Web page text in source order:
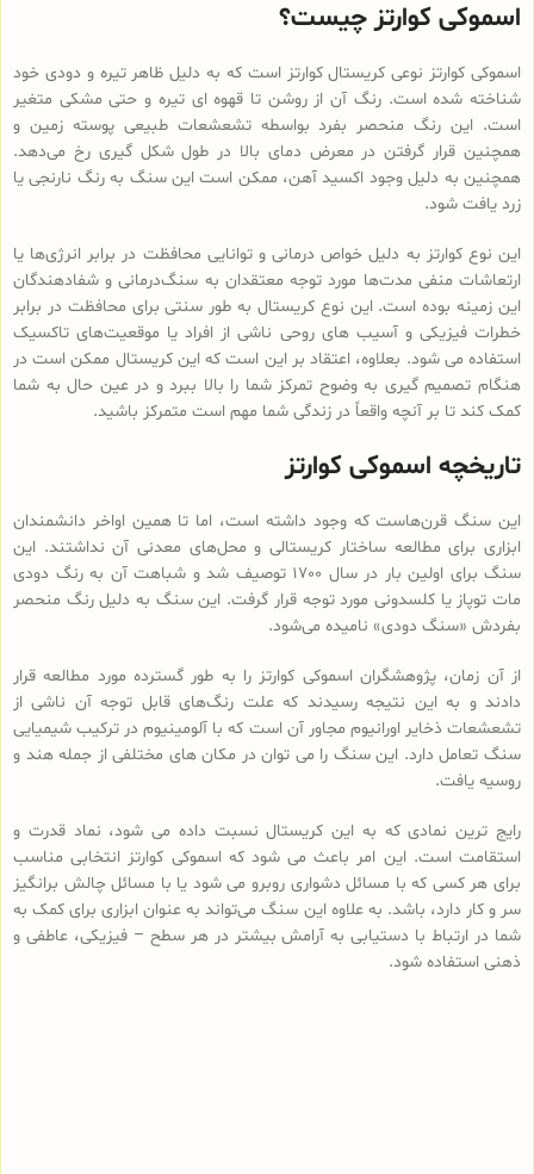
اسموکی کوارتز چیست؟
اسموکی کوارتز نوعی کریستال کوارتز است که به دلیل ظاهر تیره و دودی خود
شناخته شده است. رنگ آن از روشن تا قهوه ای تیره و حتی مشکی متغیر
است. این رنگ منحصر بفرد بواسطه تشعشعات طبیعی پوسته زمین و
همچنین قرار گرفتن در معرض دمای بالا در طول شکل گیری رخ می‌دهد.
همچنین به دلیل وجود اکسید آهن، ممکن است این سنگ به رنگ نارنجی یا
زرد یافت شود.
این نوع کوارتز به دلیل خواص درمانی و توانایی محافظت در برابر انرژی‌ها یا
ارتعاشات منفی مدت‌ها مورد توجه معتقدان به سنگ‌درمانی و شفادهندگان
این زمینه بوده است. این نوع کریستال به طور سنتی برای محافظت در برابر
خطرات فیزیکی و آسیب های روحی ناشی از افراد یا موقعیت‌های تاکسیک
استفاده می شود. بعلاوه، اعتقاد بر این است که این کریستال ممکن است در
هنگام تصمیم گیری به وضوح تمرکز شما را بالا ببرد و در عین حال به شما
کمک کند تا بر آنچه واقعاً در زندگی شما مهم است متمرکز باشید.
تاریخچه اسموکی کوارتز
این سنگ قرن‌هاست که وجود داشته است، اما تا همین اواخر دانشمندان
ابزاری برای مطالعه ساختار کریستالی و محل‌های معدنی آن نداشتند. این
سنگ برای اولین بار در سال 1700 توصیف شد و شباهت آن به رنگ دودی
مات توپاز یا کلسدونی مورد توجه قرار گرفت. این سنگ به دلیل رنگ منحصر
بفردش «سنگ دودی» نامیده می‌شود.
از آن زمان، پژوهشگران اسموکی کوارتز را به طور گسترده مورد مطالعه قرار
دادند و به این نتیجه رسیدند که علت رنگ‌های قابل توجه آن ناشی از
تشعشعات ذخایر اورانیوم مجاور آن است که با آلومینیوم در ترکیب شیمیایی
سنگ تعامل دارد. این سنگ را می توان در مکان های مختلفی از جمله هند و
روسیه یافت.
رایج ترین نمادی که به این کریستال نسبت داده می شود، نماد قدرت و
استقامت است. این امر باعث می شود که اسموکی کوارتز انتخابی مناسب
برای هر کسی که با مسائل دشواری روبرو می شود یا با مسائل چالش برانگیز
سر و کار دارد، باشد. به علاوه این سنگ می‌تواند به عنوان ابزاری برای کمک به
شما در ارتباط با دستیابی به آرامش بیشتر در هر سطح – فیزیکی، عاطفی و
ذهنی استفاده شود.